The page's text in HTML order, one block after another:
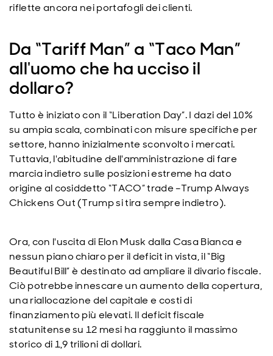
riflette ancora nei portafogli dei clienti.
Da “Tariff Man” a “Taco Man”
all'uomo che ha ucciso il
dollaro?
Tutto è iniziato con il “Liberation Day”. I dazi del 10%
su ampia scala, combinati con misure specifiche per
settore, hanno inizialmente sconvolto i mercati.
Tuttavia, l'abitudine dell'amministrazione di fare
marcia indietro sulle posizioni estreme ha dato
origine al cosiddetto “TACO” trade –Trump Always
Chickens Out (Trump si tira sempre indietro).
Ora, con l'uscita di Elon Musk dalla Casa Bianca e
nessun piano chiaro per il deficit in vista, il “Big
Beautiful Bill” è destinato ad ampliare il divario fiscale.
Ciò potrebbe innescare un aumento della copertura,
una riallocazione del capitale e costi di
finanziamento più elevati. Il deficit fiscale
statunitense su 12 mesi ha raggiunto il massimo
storico di 1,9 trilioni di dollari.